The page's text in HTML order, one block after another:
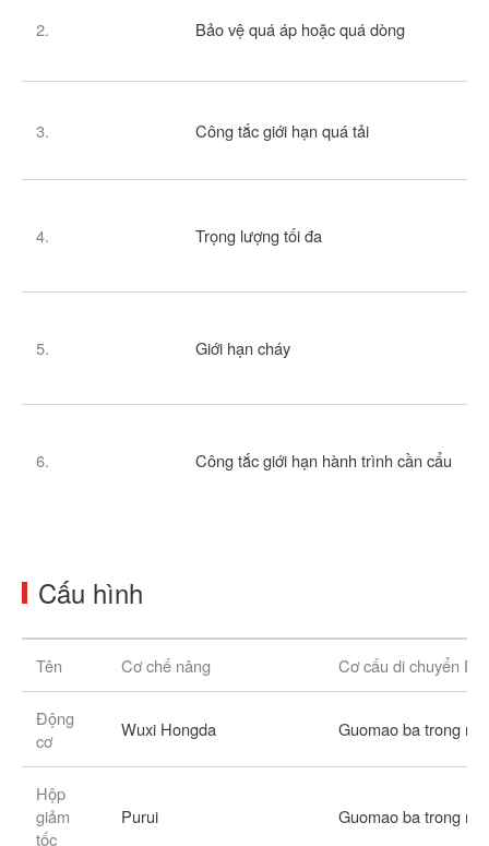
2. Bảo vệ quá áp hoặc quá dòng
3. Công tắc giới hạn quá tải
4. Trọng lượng tối đa
5. Giới hạn cháy
6. Công tắc giới hạn hành trình cần cẩu
Cấu hình
Tên Cơ chế nâng Cơ cấu di chuyển
Động
cơ
Wuxi Hongda Guomao ba trong
Hộp
giảm
tốc
Purui Guomao ba trong